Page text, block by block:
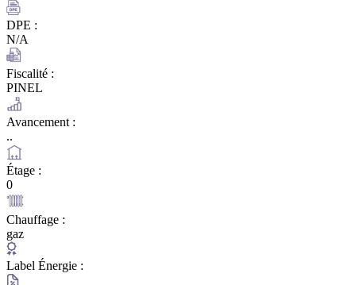
DPE :
N/A
Fiscalité :
PINEL
Avancement :
..
Étage :
0
Chauffage :
gaz
Label Énergie :